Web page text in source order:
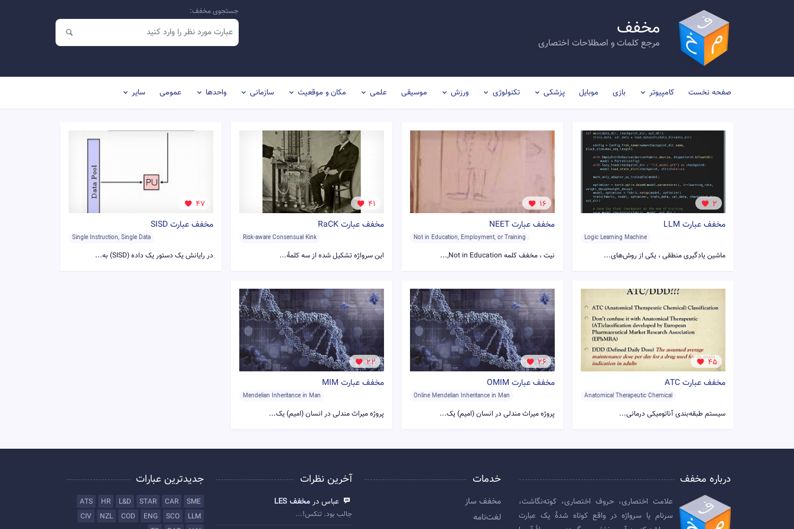
مخفف
مرجع کلمات و اصطلاحات اختصاری
جستجوی مخفف:
صفحه نخست کامپیوتر بازی موبایل پزشکی تکنولوژی ورزش موسیقی علمی مکان و موقعیت سازمانی واحدها عمومی سایر
2
مخفف عبارت LLM
Logic Learning Machine
ماشین یادگیری منطقی ، یکی از روش‌های...
16
مخفف عبارت NEET
Not in Education, Employment, or Training
نیت ، مخفف کلمه Not in Education,...
41
مخفف عبارت RaCK
Risk-aware Consensual Kink
این سرواژه تشکیل شده از سه کلمهٔ...
47
مخفف عبارت SISD
Single Instruction, Single Data
در رایانش یک دستور یک داده (SISD) به...
45
مخفف عبارت ATC
Anatomical Therapeutic Chemical
سیستم طبقه‌بندی آناتومیکی درمانی...
26
مخفف عبارت OMIM
Online Mendelian Inheritance in Man
پروژه میراث مندلی در انسان (امیم) یک...
22
مخفف عبارت MIM
Mendelian Inheritance in Man
پروژه میراث مندلی در انسان (امیم) یک...
درباره مخفف
علامت اختصاری، حروف اختصاری، کوته‌نگاشت،
سرنام یا سرواژه در واقع کوتاه شدهٔ یک عبارت
خدمات
مخفف ساز
لغت‌نامه
آخرین نظرات
عباس در مخفف LES
جالب بود. تنکس!...
جدیدترین عبارات
SME
CAR
STAR
L&D
HR
ATS
LLM
SCO
ENG
COD
NZL
CIV